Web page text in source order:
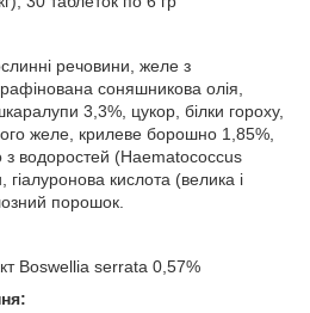
речовини, желе з
соняшникова олія,
3,3%, цукор, білки гороху,
желе, крилеве борошно 1,85%,
водоростей (Haematococcus
кислота (велика і
порошок.
Boswellia serrata 0,57%